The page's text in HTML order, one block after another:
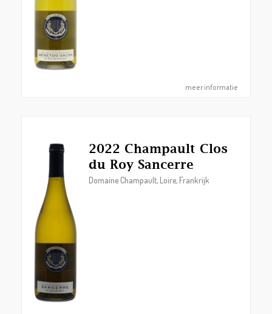
meer informatie
2022 Champault Clos
du Roy Sancerre
Domaine Champault, Loire, Frankrijk